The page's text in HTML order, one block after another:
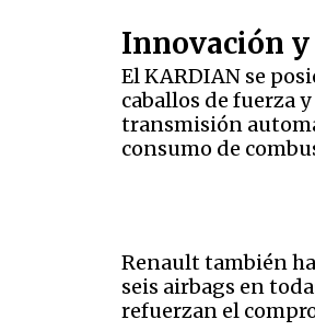
Innovación
El KARDIAN se
caballos de fuerza
transmisión
consumo de
Renault también
seis airbags en
refuerzan el